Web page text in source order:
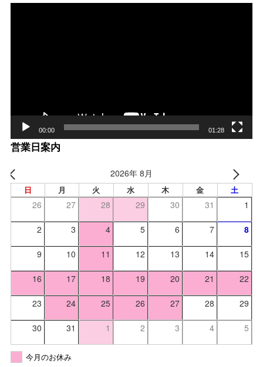
00:00 01:28
営業日案内
2026年 8月
日 月 火 水 木 金 土
26 27 28 29 30 31 1
2 3 4 5 6 7 8
9 10 11 12 13 14 15
16 17 18 19 20 21 22
23 24 25 26 27 28 29
30 31 1 2 3 4 5
今月のお休み